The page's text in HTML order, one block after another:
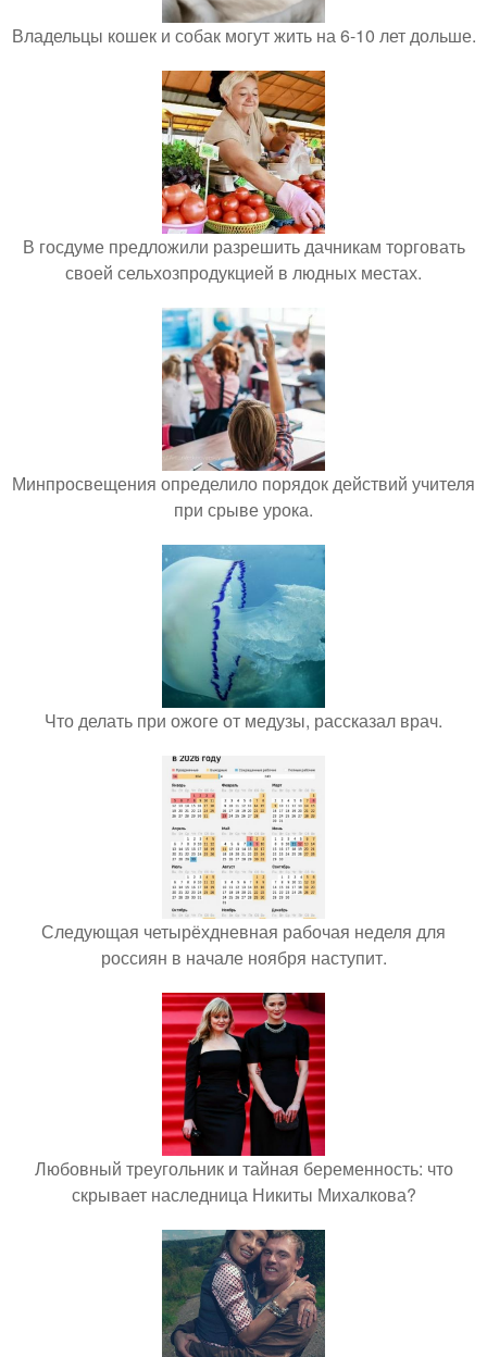
Владельцы кошек и собак могут жить на 6-10 лет дольше.
В госдуме предложили разрешить дачникам торговать
своей сельхозпродукцией в людных местах.
Минпросвещения определило порядок действий учителя
при срыве урока.
Что делать при ожоге от медузы, рассказал врач.
Следующая четырёхдневная рабочая неделя для
россиян в начале ноября наступит.
Любовный треугольник и тайная беременность: что
скрывает наследница Никиты Михалкова?